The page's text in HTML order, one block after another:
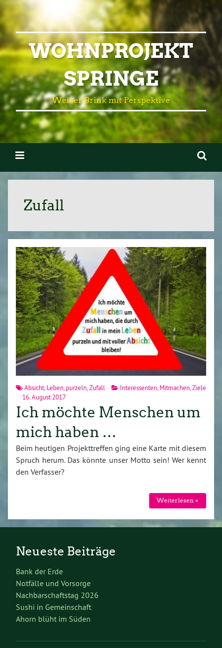
WOHNPROJEKT
SPRINGE
Weißer Brink mit Perspektive
Zufall
Absicht Leben purzeln Zufall Interessenten Mitmachen Ziele
16. August 2017
Ich möchte Menschen um
mich haben …
Beim heutigen Projekttreffen ging eine Karte mit diesem
Spruch herum. Das könnte unser Motto sein! Wer kennt
den Verfasser?
Weiterlesen »
Neueste Beiträge
Bank der Erde
Notfälle und Vorsorge
Nachbarschaftstag 2026
Sushi in Gemeinschaft
Ahorn blüht im Süden